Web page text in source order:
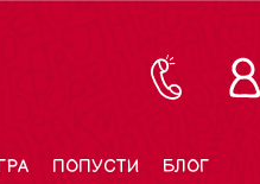
ПОПУСТИ БЛОГ